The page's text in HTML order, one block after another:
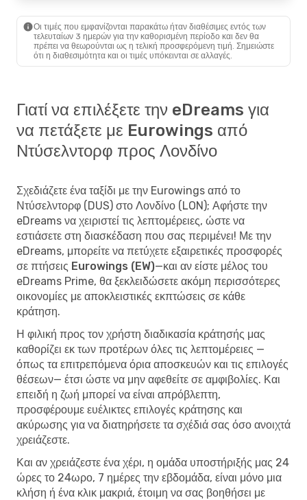
Οι τιμές που εμφανίζονται παρακάτω ήταν διαθέσιμες εντός των
τελευταίων 3 ημερών για την καθορισμένη περίοδο και δεν θα
πρέπει να θεωρούνται ως η τελική προσφερόμενη τιμή. Σημειώστε
ότι η διαθεσιμότητα και οι τιμές υπόκεινται σε αλλαγές.
Γιατί να επιλέξετε την eDreams για
να πετάξετε με Eurowings από
Ντύσελντορφ προς Λονδίνο
Σχεδιάζετε ένα ταξίδι με την Eurowings από το
Ντύσελντορφ (DUS) στο Λονδίνο (LON); Αφήστε την
eDreams να χειριστεί τις λεπτομέρειες, ώστε να
εστιάσετε στη διασκέδαση που σας περιμένει! Με την
eDreams, μπορείτε να πετύχετε εξαιρετικές προσφορές
σε πτήσεις Eurowings (EW)—και αν είστε μέλος του
eDreams Prime, θα ξεκλειδώσετε ακόμη περισσότερες
οικονομίες με αποκλειστικές εκπτώσεις σε κάθε
κράτηση.
Η φιλική προς τον χρήστη διαδικασία κράτησής μας
καθορίζει εκ των προτέρων όλες τις λεπτομέρειες —
όπως τα επιτρεπόμενα όρια αποσκευών και τις επιλογές
θέσεων— έτσι ώστε να μην αφεθείτε σε αμφιβολίες. Και
επειδή η ζωή μπορεί να είναι απρόβλεπτη,
προσφέρουμε ευέλικτες επιλογές κράτησης και
ακύρωσης για να διατηρήσετε τα σχέδιά σας όσο ανοιχτά
χρειάζεστε.
Και αν χρειάζεστε ένα χέρι, η ομάδα υποστήριξής μας 24
ώρες το 24ωρο, 7 ημέρες την εβδομάδα, είναι μόνο μια
κλήση ή ένα κλικ μακριά, έτοιμη να σας βοηθήσει με